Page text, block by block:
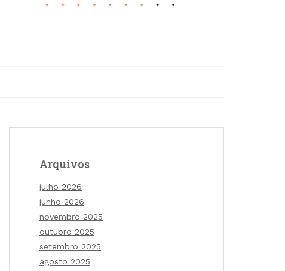
Arquivos
julho 2026
junho 2026
novembro 2025
outubro 2025
setembro 2025
agosto 2025